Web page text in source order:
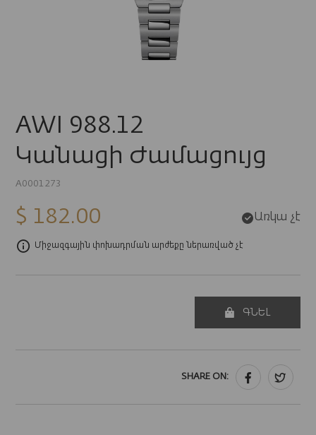
AWI 988.12
Կանացի Ժամացույց
A0001273
$ 182.00 Առկա չէ
Միջազգային փոխադրման արժեքը ներառված չէ
ԳՆԵԼ
SHARE ON: